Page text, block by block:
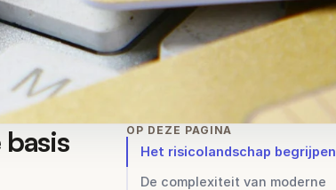
OP DEZE PAGINA
Het risicolandschap begrijpen
De complexiteit van moderne